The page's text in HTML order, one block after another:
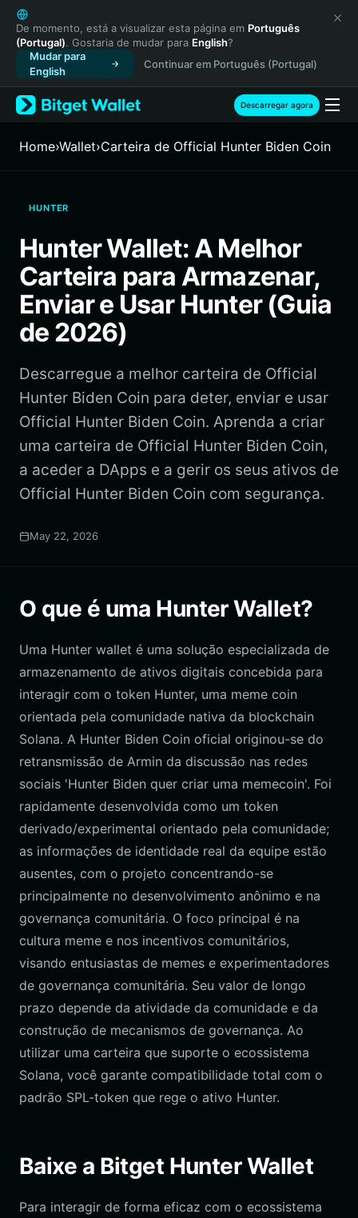
English
日本語
Tiếng Việt
Русский
Español (Latinoamérica)
Türkçe
Français
繁體中文
Bahasa Indonesia
ภาษาไทย
हिन्दी
Español
Português (Brasil)
De momento, está a visualizar esta página em Português
(Portugal). Gostaria de mudar para English?
Mudar para
English
Continuar em Português (Portugal)
Descarregar agora
Home›Wallet›Carteira de Official Hunter Biden Coin
HUNTER
Hunter Wallet: A Melhor
Carteira para Armazenar,
Enviar e Usar Hunter (Guia
de 2026)
Descarregue a melhor carteira de Official
Hunter Biden Coin para deter, enviar e usar
Official Hunter Biden Coin. Aprenda a criar
uma carteira de Official Hunter Biden Coin,
a aceder a DApps e a gerir os seus ativos de
Official Hunter Biden Coin com segurança.
May 22, 2026
O que é uma Hunter Wallet?
Uma Hunter wallet é uma solução especializada de
armazenamento de ativos digitais concebida para
interagir com o token Hunter, uma meme coin
orientada pela comunidade nativa da blockchain
Solana. A Hunter Biden Coin oficial originou-se do
retransmissão de Armin da discussão nas redes
sociais 'Hunter Biden quer criar uma memecoin'. Foi
rapidamente desenvolvida como um token
derivado/experimental orientado pela comunidade;
as informações de identidade real da equipe estão
ausentes, com o projeto concentrando-se
principalmente no desenvolvimento anônimo e na
governança comunitária. O foco principal é na
cultura meme e nos incentivos comunitários,
visando entusiastas de memes e experimentadores
de governança comunitária. Seu valor de longo
prazo depende da atividade da comunidade e da
construção de mecanismos de governança. Ao
utilizar uma carteira que suporte o ecossistema
Solana, você garante compatibilidade total com o
padrão SPL-token que rege o ativo Hunter.
Baixe a Bitget Hunter Wallet
Para interagir de forma eficaz com o ecossistema